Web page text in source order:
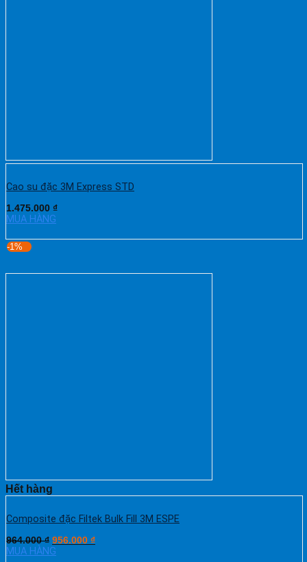
Cao su đặc 3M Express STD
1.475.000 ₫
MUA HÀNG
-1%
Hết hàng
Composite đặc Filtek Bulk Fill 3M ESPE
964.000₫ 956.000 ₫
MUA HÀNG